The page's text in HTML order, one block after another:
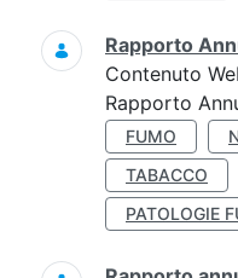
Rapporto
Contenuto
Rapporto
FUMO
TABACCO
PATOLOGIE